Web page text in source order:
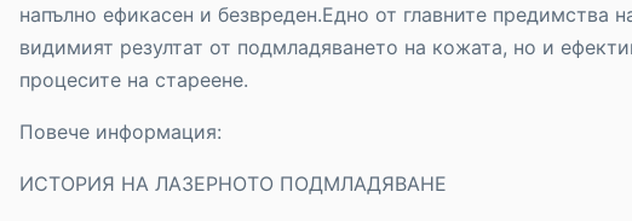
напълно ефикасен и безвреден.Едно от главните предимства
видимият резултат от подмладяването на кожата, но и
процесите на стареене.
Повече информация:
ИСТОРИЯ НА ЛАЗЕРНОТО ПОДМЛАДЯВАНЕ